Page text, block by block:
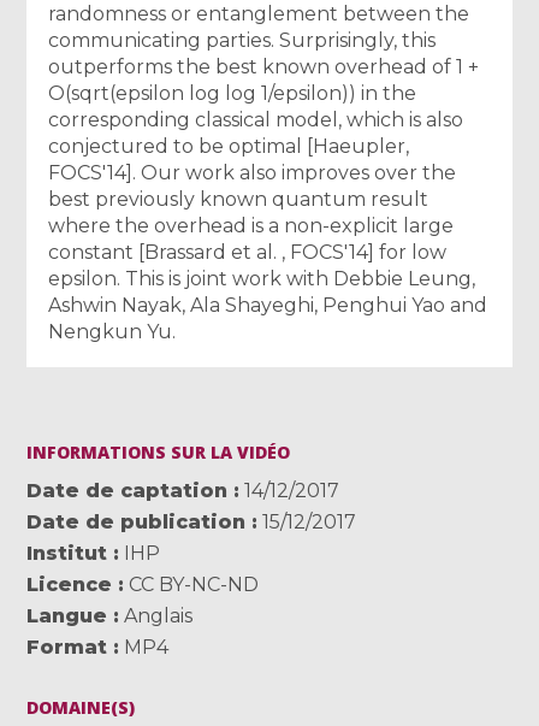
randomness or entanglement between the
communicating parties. Surprisingly, this
outperforms the best known overhead of 1 +
O(sqrt(epsilon log log 1/epsilon)) in the
corresponding classical model, which is also
conjectured to be optimal [Haeupler,
FOCS'14]. Our work also improves over the
best previously known quantum result
where the overhead is a non-explicit large
constant [Brassard et al. , FOCS'14] for low
epsilon. This is joint work with Debbie Leung,
Ashwin Nayak, Ala Shayeghi, Penghui Yao and
Nengkun Yu.
INFORMATIONS SUR LA VIDÉO
Date de captation
14/12/2017
Date de publication
15/12/2017
Institut
IHP
Licence
CC BY-NC-ND
Langue
Anglais
Format
MP4
DOMAINE(S)